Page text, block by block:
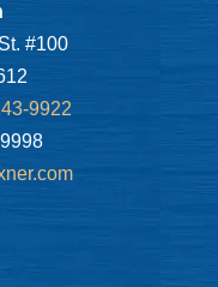
#100
9922